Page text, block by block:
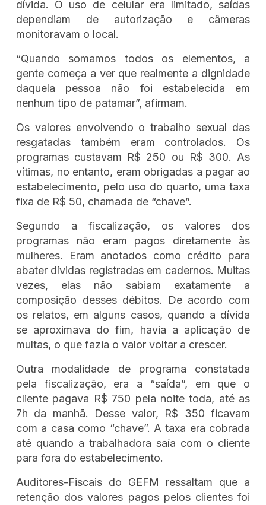
dívida. O uso de celular era limitado, saídas
dependiam de autorização e câmeras
monitoravam o local.
“Quando somamos todos os elementos, a
gente começa a ver que realmente a dignidade
daquela pessoa não foi estabelecida em
nenhum tipo de patamar”, afirmam.
Os valores envolvendo o trabalho sexual das
resgatadas também eram controlados. Os
programas custavam R$ 250 ou R$ 300. As
vítimas, no entanto, eram obrigadas a pagar ao
estabelecimento, pelo uso do quarto, uma taxa
fixa de R$ 50, chamada de “chave”.
Segundo a fiscalização, os valores dos
programas não eram pagos diretamente às
mulheres. Eram anotados como crédito para
abater dívidas registradas em cadernos. Muitas
vezes, elas não sabiam exatamente a
composição desses débitos. De acordo com
os relatos, em alguns casos, quando a dívida
se aproximava do fim, havia a aplicação de
multas, o que fazia o valor voltar a crescer.
Outra modalidade de programa constatada
pela fiscalização, era a “saída”, em que o
cliente pagava R$ 750 pela noite toda, até as
7h da manhã. Desse valor, R$ 350 ficavam
com a casa como “chave”. A taxa era cobrada
até quando a trabalhadora saía com o cliente
para fora do estabelecimento.
Auditores-Fiscais do GEFM ressaltam que a
retenção dos valores pagos pelos clientes foi